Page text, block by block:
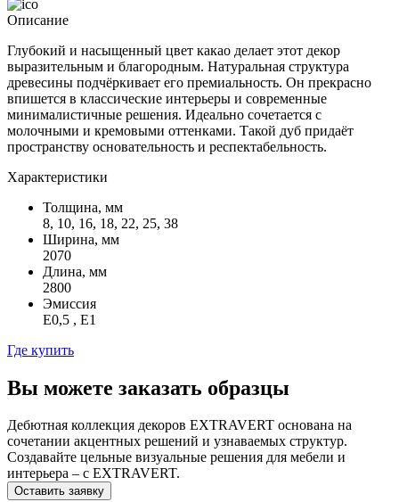
Описание
Глубокий и насыщенный цвет какао делает этот декор
выразительным и благородным. Натуральная структура
древесины подчёркивает его премиальность. Он прекрасно
впишется в классические интерьеры и современные
минималистичные решения. Идеально сочетается с
молочными и кремовыми оттенками. Такой дуб придаёт
пространству основательность и респектабельность.
Характеристики
Толщина, мм
8, 10, 16, 18, 22, 25, 38
Ширина, мм
2070
Длина, мм
2800
Эмиссия
Е0,5 , Е1
Где купить
Вы можете заказать образцы
Дебютная коллекция декоров EXTRAVERT основана на
сочетании акцентных решений и узнаваемых структур.
Создавайте цельные визуальные решения для мебели и
интерьера – с EXTRAVERT.
Оставить заявку